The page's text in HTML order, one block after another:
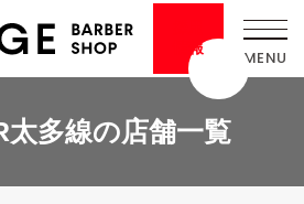
情報
太多線の店舗一覧